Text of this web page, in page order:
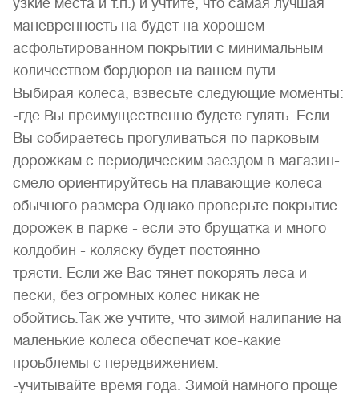
узкие места и т.п.) и учтите, что самая лучшая
маневренность на будет на хорошем
асфольтированном покрытии с минимальным
количеством бордюров на вашем пути.
Выбирая колеса, взвесьте следующие моменты:
-где Вы преимущественно будете гулять. Если
Вы собираетесь прогуливаться по парковым
дорожкам с периодическим заездом в магазин-
смело ориентируйтесь на плавающие колеса
обычного размера.Однако проверьте покрытие
дорожек в парке - если это брущатка и много
колдобин - коляску будет постоянно
трясти. Если же Вас тянет покорять леса и
пески, без огромных колес никак не
обойтись.Так же учтите, что зимой налипание на
маленькие колеса обеспечат кое-какие
проьблемы с передвижением.
-учитывайте время года. Зимой намного проще